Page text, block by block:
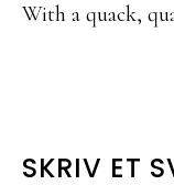
With a quack,
SKRIV ET